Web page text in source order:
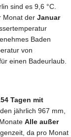
sind es 9,6 °C.
Monat der Januar
Baden
von
einen Badeurlaub.
Tagen mit
jährlich 967 mm,
Alle außer
da pro Monat